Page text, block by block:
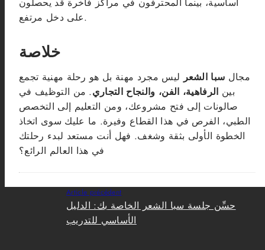
على دخل مرتفع.
خلاصة
مجال سبا الشعر ليس مجرد مهنة بل هو رحلة مهنية تجمع
بين الرفاهية، الفن، والنجاح التجاري. من التوظيف في
صالونات إلى فتح مشروعك، ومن التعليم إلى التخصص
الطبي، الفرص في هذا القطاع وفيرة. ما عليك سوى اتخاذ
الخطوة الأولى بثقة وشغف. فهل أنت مستعد لبدء رحلتك
في هذا العالم الرائع؟
Article précédent
حسِّن جلسة سبا الشعر الخاصة بك: الدليل
الأساسي للتدريب